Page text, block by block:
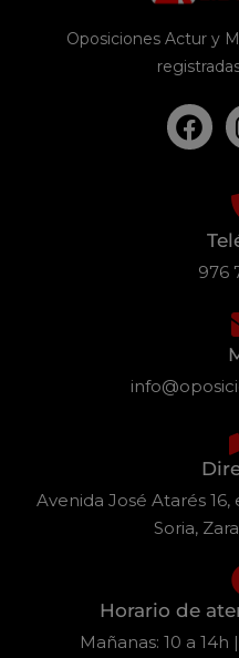
Oposiciones Actur y
976
Avenida José Atarés
Soria,
Horario de
Mañanas: 10 a 14h